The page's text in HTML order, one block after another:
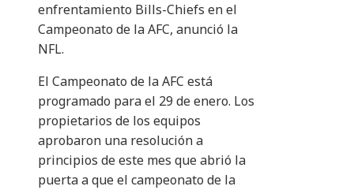
enfrentamiento Bills-Chiefs en el
Campeonato de la AFC, anunció la
NFL.
El Campeonato de la AFC está
programado para el 29 de enero. Los
propietarios de los equipos
aprobaron una resolución a
principios de este mes que abrió la
puerta a que el campeonato de la